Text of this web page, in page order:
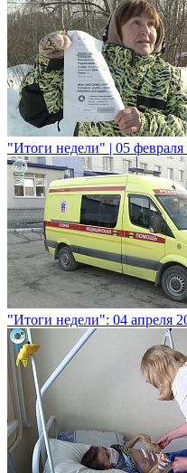
"Итоги недели" | 05
"Итоги недели": 04 апреля